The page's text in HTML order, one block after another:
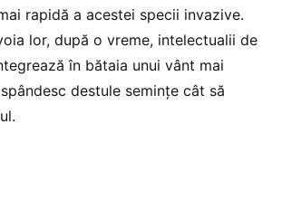
rapidă a acestei specii invazive.
lor, după o vreme, intelectualii de
în bătaia unui vânt mai
destule semințe cât să